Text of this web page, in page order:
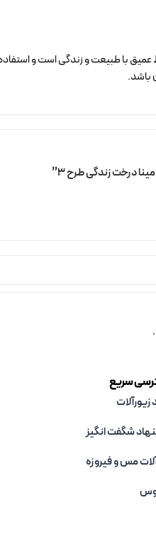
طبیعت و زندگی است و استفاده
باشد.
درخت زندگی طرح 3”
سریع
شگفت انگیز
مس و فیروزه‌